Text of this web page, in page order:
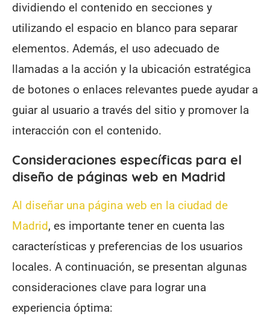
dividiendo el contenido en secciones y
utilizando el espacio en blanco para separar
elementos. Además, el uso adecuado de
llamadas a la acción y la ubicación estratégica
de botones o enlaces relevantes puede ayudar a
guiar al usuario a través del sitio y promover la
interacción con el contenido.
Consideraciones específicas para el
diseño de páginas web en Madrid
Al diseñar una página web en la ciudad de
Madrid, es importante tener en cuenta las
características y preferencias de los usuarios
locales. A continuación, se presentan algunas
consideraciones clave para lograr una
experiencia óptima: